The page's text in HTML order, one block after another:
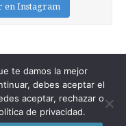
en Instagram
Rights Reserved.
te damos la mejor
debes aceptar el
aceptar, rechazar o
de privacidad.